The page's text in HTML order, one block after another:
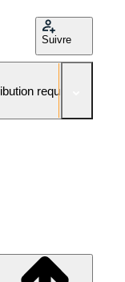
Suivre
requise